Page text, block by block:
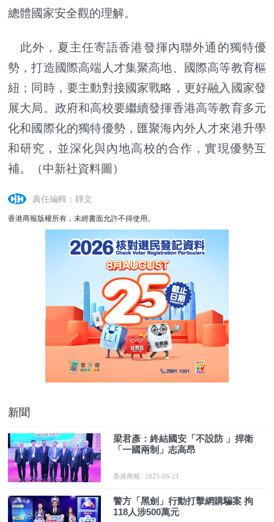
總體國家安全觀的理解。
此外，夏主任寄語香港發揮內聯外通的獨特優
勢，打造國際高端人才集聚高地、國際高等教育樞
紐；同時，要主動對接國家戰略，更好融入國家發
展大局。政府和高校要繼續發揮香港高等教育多元
化和國際化的獨特優勢，匯聚海內外人才來港升學
和研究，並深化與內地高校的合作，實現優勢互
補。（中新社資料圖）
責任編輯：靜文
香港商報版權所有，未經書面允許不得使用。
新聞
梁君彥：終結國安「不設防 」捍衛
「一國兩制」志高昂
香港商報 2025-06-21
警方「黑劍」行動打擊網購騙案 拘
118人涉500萬元